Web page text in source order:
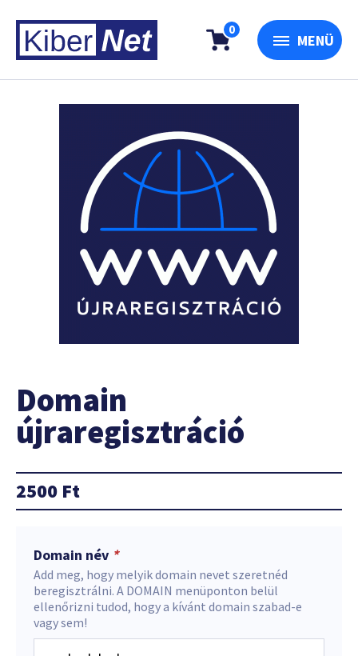
0
MENÜ
Domain
újraregisztráció
2500 Ft
Domain név *
Add meg, hogy melyik domain nevet szeretnéd
beregisztrálni. A DOMAIN menüponton belül
ellenőrizni tudod, hogy a kívánt domain szabad-e
vagy sem!